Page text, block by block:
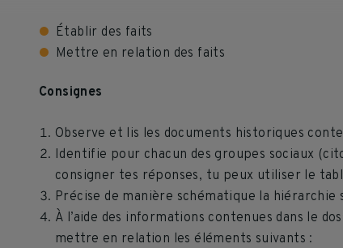
Établir des faits
Mettre en relation des faits
Consignes
Observe et lis les documents historiques
Identifie pour chacun des groupes sociaux
consigner tes réponses, tu peux utiliser le
Précise de manière schématique la
​À l’aide des informations contenues dans le
mettre en relation les éléments suivants :